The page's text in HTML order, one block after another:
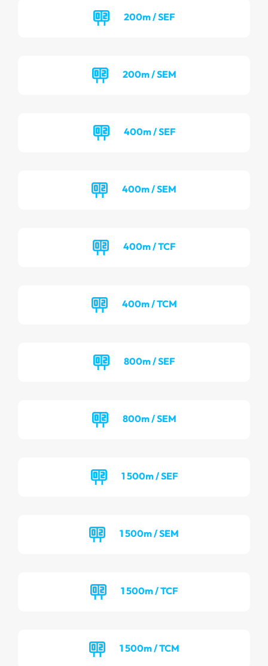
200m / SEF
200m / SEM
400m / SEF
400m / SEM
400m / TCF
400m / TCM
800m / SEF
800m / SEM
1 500m / SEF
1 500m / SEM
1 500m / TCF
1 500m / TCM